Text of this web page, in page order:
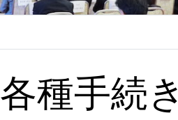
各種手続き